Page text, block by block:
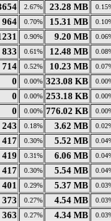
2.67% 23.28 MB
964 0.70% 15.31 MB
0.90% 9.20 MB
833 0.61% 12.48 MB
714 0.52% 10.23 MB
0 0.00% 323.08 KB
0 0.00% 253.18 KB
0 0.00% 776.02 KB
243 0.18% 3.62 MB
417 0.30% 5.52 MB
419 0.31% 6.06 MB
417 0.30% 5.54 MB
401 0.29% 5.37 MB
373 0.27% 4.54 MB
363 0.27% 4.34 MB